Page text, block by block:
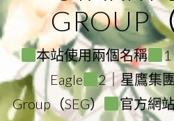
GROUP
本站使用兩個名稱
1
Eagle
2｜星鷹集
Group（SEG）
官方網